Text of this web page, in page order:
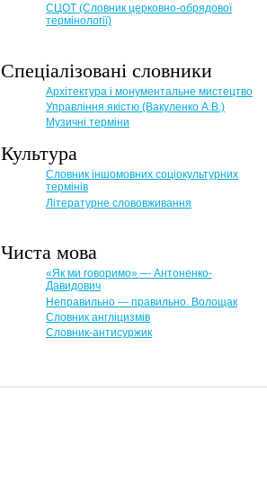
СЦОТ (Словник церковно-обрядової
термінології)
Спеціалізовані словники
Архітектура і монументальне мистецтво
Управління якістю (Вакуленко А.В.)
Музичні терміни
Культура
Словник іншомовних соціокультурних
термінів
Літературне слововживання
Чиста мова
«Як ми говоримо» — Антоненко-
Давидович
Неправильно — правильно. Волощак
Словник англіцизмів
Словник-антисуржик